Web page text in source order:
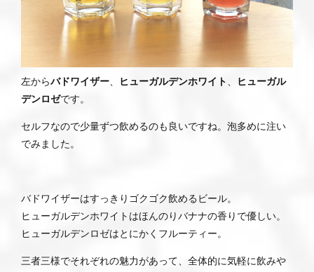
左からバドワイザー、 ヒューガルデンホワイト、
ヒューガル
デンロゼです。
セルフなので少量ずつ飲めるのも良いですね。泡多めに注い
でみました。
バドワイザーはすっきりゴクゴク飲めるビール。
ヒューガルデンホワイトはほんのりバナナの香りで優しい。
ヒューガルデンロゼはとにかくフルーティー。
三者三様でそれぞれの魅力があって、全体的に気軽に飲みや